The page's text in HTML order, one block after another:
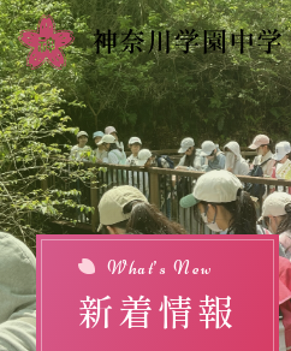
アクセス
入試情報
Top
What’s New
新着情報